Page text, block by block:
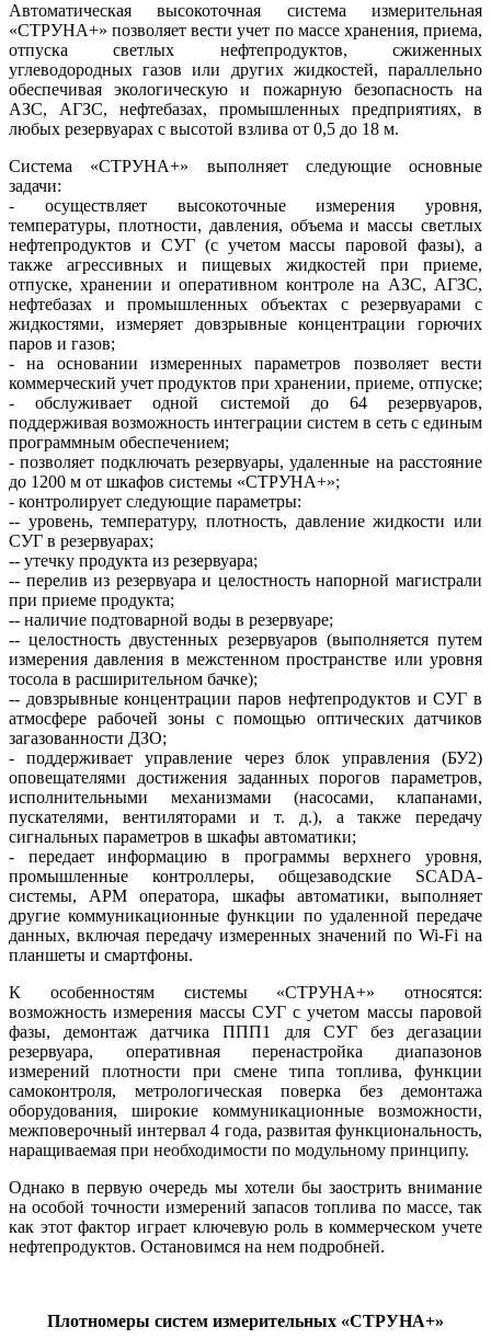
Автоматическая высокоточная система измерительная
«СТРУНА+» позволяет вести учет по массе хранения, приема,
отпуска светлых нефтепродуктов, сжиженных
углеводородных газов или других жидкостей, параллельно
обеспечивая экологическую и пожарную безопасность на
АЗС, АГЗС, нефтебазах, промышленных предприятиях, в
любых резервуарах с высотой взлива от 0,5 до 18 м.
Система «СТРУНА+» выполняет следующие основные
задачи:
- осуществляет высокоточные измерения уровня,
температуры, плотности, давления, объема и массы светлых
нефтепродуктов и СУГ (с учетом массы паровой фа­зы), а
также агрессивных и пищевых жидкостей при приеме,
отпуске, хранении и оперативном контроле на АЗС, АГЗС,
нефтебазах и промышленных объектах с резервуарами с
жидкостями, измеряет довзрывные концентрации горючих
паров и газов;
- на основании измеренных параметров позволяет вести
коммерческий учет продуктов при хранении, приеме, отпуске;
- обслуживает одной системой до 64 резервуаров,
поддерживая возможность интеграции систем в сеть с единым
программным обеспечением;
- позволяет подключать резервуары, удаленные на расстояние
до 1200 м от шкафов системы «СТРУНА+»;
- контролирует следующие параметры:
-- уровень, температуру, плотность, давление жидкости или
СУГ в резервуарах;
-- утечку продукта из резервуара;
-- перелив из резервуара и целостность напорной магистрали
при приеме продукта;
-- наличие подтоварной во­ды в резервуаре;
-- целостность двустенных резервуаров (выполняется путем
измерения давления в межстенном пространстве или уровня
тосола в расширительном бачке);
-- довзрывные концентрации паров нефтепродуктов и СУГ в
атмосфере рабочей зо­ны с помощью оптических датчиков
загазованности ДЗО;
- поддерживает управление через блок управления (БУ2)
оповещателями достижения заданных порогов параметров,
исполнительными механизмами (насосами, клапанами,
пускателями, вентиляторами и т. д.), а также передачу
сигнальных параметров в шкафы автоматики;
- передает информацию в программы верхнего уровня,
промышленные контроллеры, общезаводские SCADA-
системы, АРМ оператора, шкафы автоматики, выполняет
другие коммуникационные функции по удаленной передаче
данных, включая передачу измеренных значений по Wi-Fi на
планшеты и смартфоны.
К особенностям системы «СТРУНА+» относятся:
возможность измерения массы СУГ с учетом массы паровой
фазы, демонтаж датчика ППП1 для СУГ без дегазации
резервуара, оперативная перенастройка диапазонов
измерений плотности при смене ти­па топлива, функции
самоконтроля, метрологическая поверка без демонтажа
оборудования, широкие коммуникационные возможности,
межповерочный интервал 4 го­да, развитая функциональность,
наращиваемая при необходимости по модульному принципу.
Однако в первую очередь мы хотели бы заострить внимание
на особой точности измерений запасов топлива по массе, так
как этот фактор играет ключевую роль в коммерческом учете
нефтепродуктов. Остановимся на нем подробней.
Плотномеры систем измерительных «СТРУНА+»